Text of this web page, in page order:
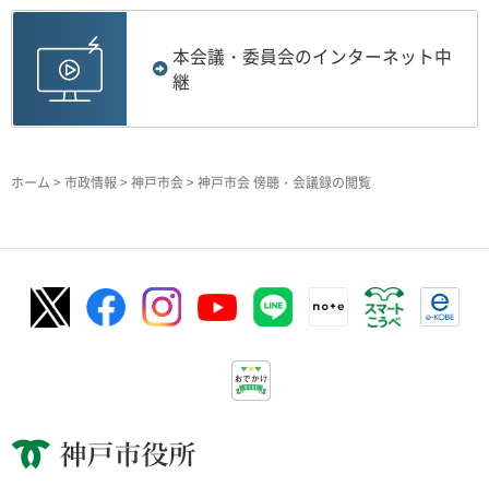
本会議・委員会のインターネット中
継
ホーム > 市政情報 > 神戸市会> 神戸市会 傍聴・会議録の閲覧
神戸市役所